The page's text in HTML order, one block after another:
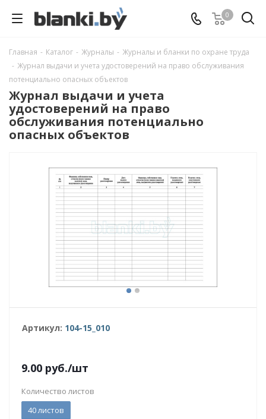
0
Главная - Каталог - Журналы - Журналы и бланки по охране труда
- Журнал выдачи и учета удостоверений на право обслуживания
потенциально опасных объектов
Журнал выдачи и учета
удостоверений на право
обслуживания потенциально
опасных объектов
Артикул: 104-15_010
9.00 руб./шт
Количество листов
40 листов